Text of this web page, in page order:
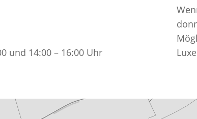
oder ESC um die Suche zu schließen
und 14:00 – 16:00 Uhr